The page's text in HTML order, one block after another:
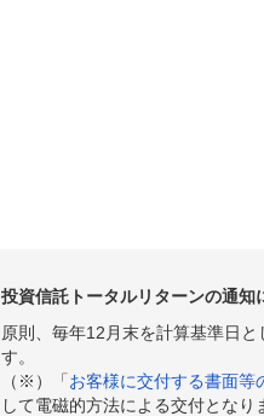
投資信託トータルリターンの通知
原則、毎年12月末を計算基準日
す。
（※）「お客様に交付する書面等
して電磁的方法による交付となり